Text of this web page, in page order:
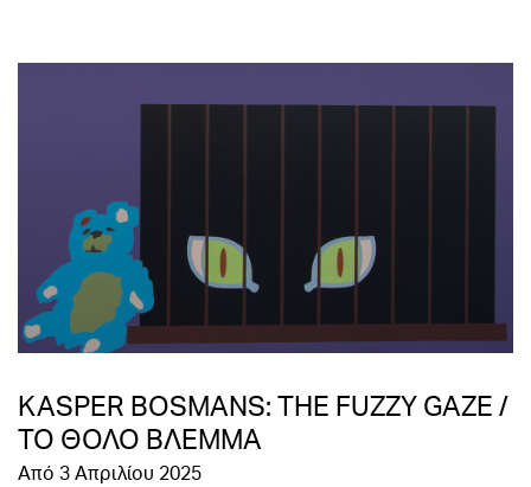
KASPER BOSMANS: THE FUZZY GAZE /
ΤΟ ΘΟΛΟ ΒΛΕΜΜΑ
Από 3 Απριλίου 2025